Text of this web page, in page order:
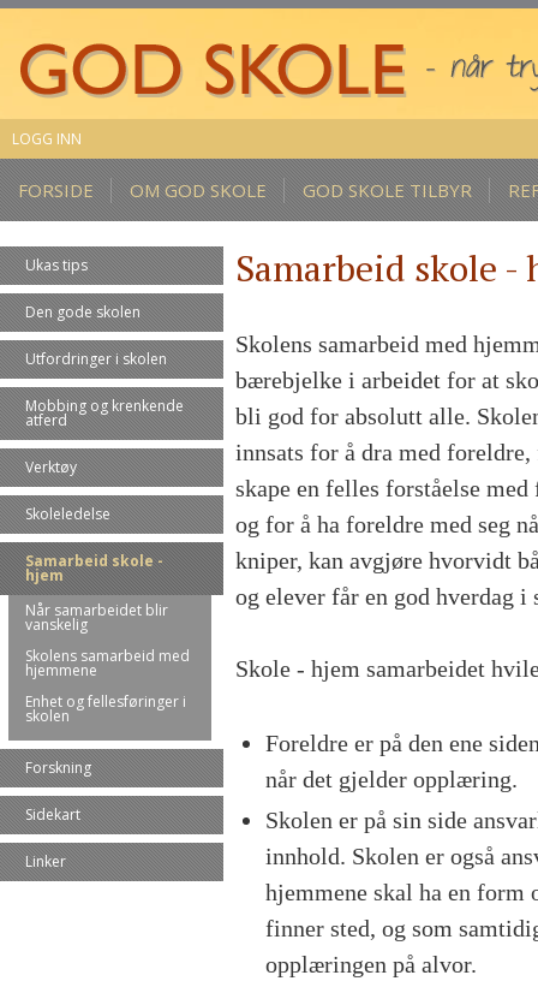
LOGG INN
FORSIDE OM GOD SKOLE GOD SKOLE TILBYR
Ukas tips
Den gode skolen
Utfordringer i skolen
Mobbing og krenkende
atferd
Verktøy
Skoleledelse
Samarbeid skole -
hjem
Når samarbeidet blir
vanskelig
Skolens samarbeid med
hjemmene
Enhet og fellesføringer i
skolen
Forskning
Sidekart
Linker
Samarbeid skole -
Skolens samarbeid med
bærebjelke i arbeidet for at
bli god for absolutt alle.
innsats for å dra med foreldre,
skape en felles forståelse
og for å ha foreldre med seg
kniper, kan avgjøre hvorvidt
og elever får en god hverdag i
Skole - hjem samarbeidet
Foreldre er på den ene
når det gjelder opplæring.
Skolen er på sin side
innhold. Skolen er også
hjemmene skal ha en form
finner sted, og som
opplæringen på alvor.